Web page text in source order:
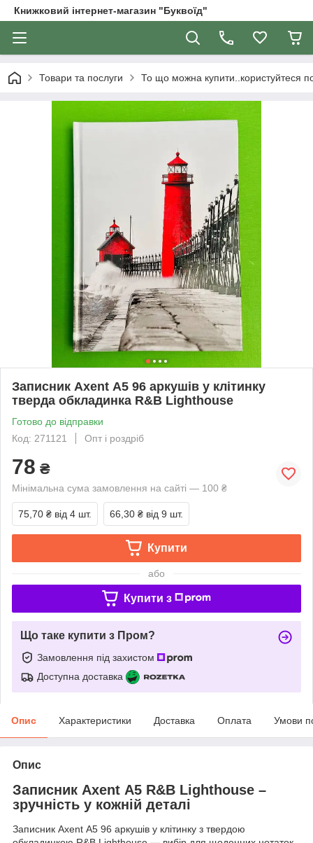
Книжковий інтернет-магазин "Буквоїд"
Товари та послуги То що можна купити..користуйтеся
Записник Axent А5 96 аркушів у клітинку
тверда обкладинка R&B Lighthouse
Готово до відправки
Код: 271121
Опт і роздріб
78 ₴
Мінімальна сума замовлення на сайті — 100 ₴
75,70 ₴ від 4 шт. 66,30 ₴ від 9 шт.
Купити
або
Купити з
Що таке купити з Пром?
Замовлення під захистом
Доступна доставка
Опис Характеристики Доставка Оплата Умови
Опис
Записник Axent А5 R&B Lighthouse –
зручність у кожній деталі
Записник Axent А5 96 аркушів у клітинку з твердою